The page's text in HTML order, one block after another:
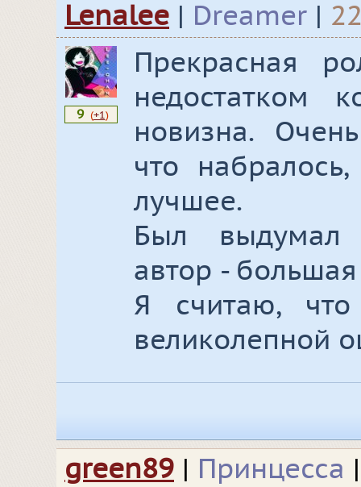
Lenalee | Dreamer |
9 (+1)
Прекрасная
недостатком
новизна.
что
лучшее.
Был выдумал
автор -
Я считаю, что
великолепной
green89 | Принцесса